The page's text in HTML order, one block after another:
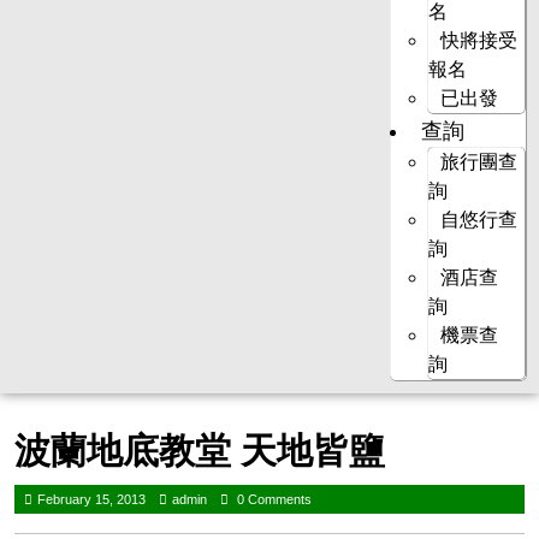
名
快將接受
報名
已出發
查詢
旅行團查
詢
自悠行查
詢
酒店查
詢
機票查
詢
波蘭地底教堂 天地皆鹽
February 15, 2013 admin 0 Comments